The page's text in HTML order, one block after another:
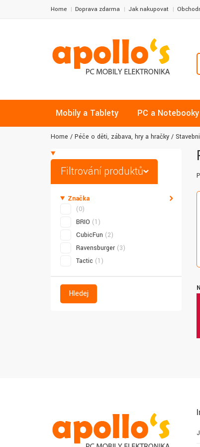
Home Doprava zdarma Jak nakupovat
Mobily a Tablety PC a Notebooky
Home Péče o děti, zábava, hry a hračky
Filtrování produktů
Značka
(0)
BRIO (1)
CubicFun (2)
Ravensburger (3)
Tactic (1)
Hledej